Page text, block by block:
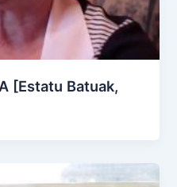
[Estatu Batuak,